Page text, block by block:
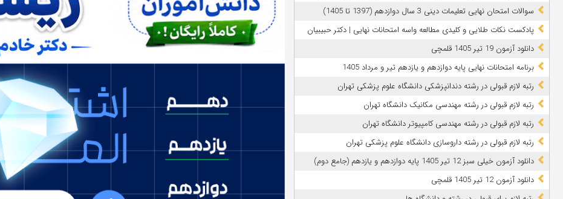
سوالات امتحان نهایی تعلیمات دینی 3 سال دوازدهم (1397 تا 1405)
پادکست نکات طلایی و کلیدی مطالعه واسه امتحانات نهایی | دکتر حبیبیان
دانلود آزمون 19 تیر 1405 قلمچی
برنامه امتحانات نهایی پایه دوازدهم و یازدهم تیر و مرداد 1405
رتبه لازم قبولی در رشته دندانپزشکی دانشگاه علوم پزشکی تهران
رتبه لازم قبولی در رشته مهندسی مکانیک دانشگاه تهران
رتبه لازم قبولی در رشته مهندسی کامپیوتر دانشگاه تهران
رتبه لازم قبولی در رشته داروسازی دانشگاه علوم پزشکی تهران
دانلود آزمون خیلی سبز 12 تیر 1405 پایه دوازدهم و یازدهم (جامع دوم)
دانلود آزمون 12 تیر 1405 قلمچی